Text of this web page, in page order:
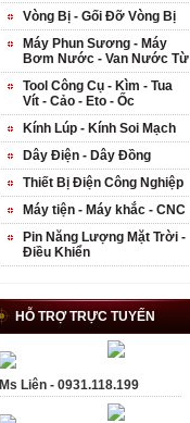
Vòng Bị - Gối Đỡ Vòng Bị
Máy Phun Sương - Máy
Bơm Nước - Van Nước Từ
Tool Công Cụ - Kìm - Tua
Vít - Cảo - Eto - Ốc
Kính Lúp - Kính Soi Mạch
Dây Điện - Dây Đồng
Thiết Bị Điện Công Nghiệp
Máy tiện - Máy khắc - CNC
Pin Năng Lượng Mặt Trời -
Điều Khiển
HỖ TRỢ TRỰC TUYẾN
Ms Liên - 0931.118.199